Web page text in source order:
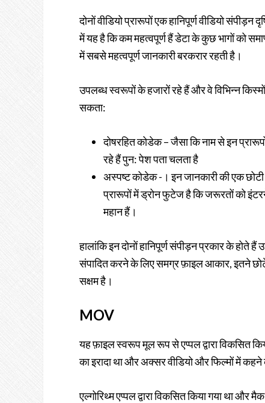
दोनों वीडियो प्रारूपों एक हानिपूर्ण वीडियो
में यह है कि कम महत्वपूर्ण हैं डेटा के कुछ भागों को
में सबसे महत्वपूर्ण जानकारी बरकरार रहती है।
उपलब्ध स्वरूपों के हजारों रहे हैं और वे विभिन्न
सकता:
दोषरहित कोडेक – जैसा कि नाम से इन
रहे हैं पुन: पेश पता चलता है
अस्पष्ट कोडेक -। इन जानकारी की एक
प्रारूपों में ड्रोन फुटेज है कि जरूरतों को
महान हैं।
हालांकि इन दोनों हानिपूर्ण संपीड़न प्रकार के
संपादित करने के लिए समग्र फ़ाइल आकार, इतने
सक्षम है।
MOV
यह फ़ाइल स्वरूप मूल रूप से एप्पल द्वारा विकसित
का इरादा था और अक्सर वीडियो और फिल्मों में कहने
एल्गोरिथ्म एप्पल द्वारा विकसित किया गया था